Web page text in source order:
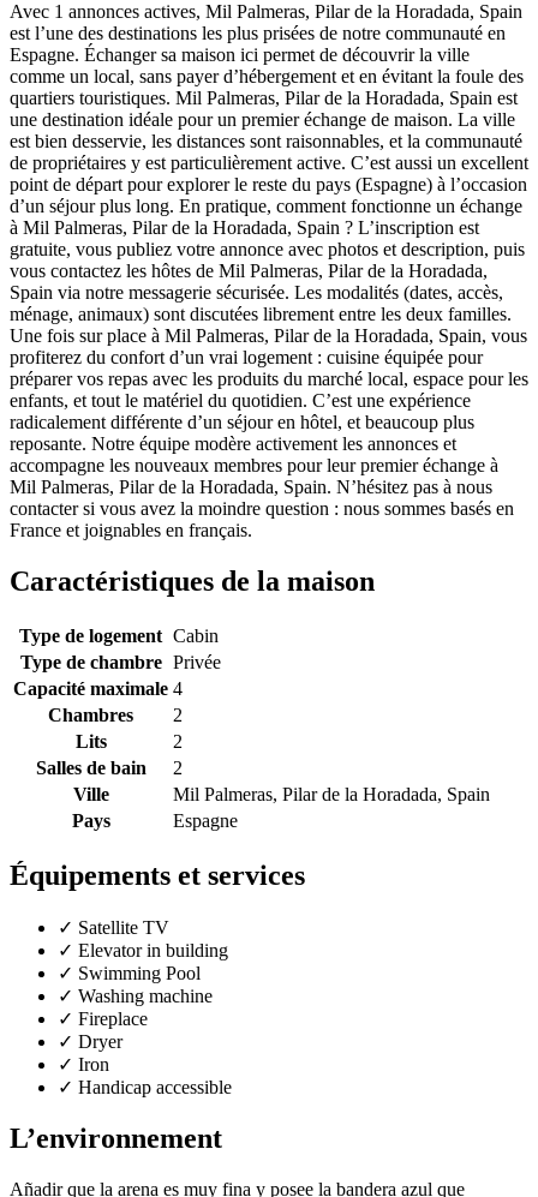
Avec 1 annonces actives, Mil Palmeras, Pilar de la Horadada, Spain
est l’une des destinations les plus prisées de notre communauté en
Espagne. Échanger sa maison ici permet de découvrir la ville
comme un local, sans payer d’hébergement et en évitant la foule des
quartiers touristiques. Mil Palmeras, Pilar de la Horadada, Spain est
une destination idéale pour un premier échange de maison. La ville
est bien desservie, les distances sont raisonnables, et la communauté
de propriétaires y est particulièrement active. C’est aussi un excellent
point de départ pour explorer le reste du pays (Espagne) à l’occasion
d’un séjour plus long. En pratique, comment fonctionne un échange
à Mil Palmeras, Pilar de la Horadada, Spain ? L’inscription est
gratuite, vous publiez votre annonce avec photos et description, puis
vous contactez les hôtes de Mil Palmeras, Pilar de la Horadada,
Spain via notre messagerie sécurisée. Les modalités (dates, accès,
ménage, animaux) sont discutées librement entre les deux familles.
Une fois sur place à Mil Palmeras, Pilar de la Horadada, Spain, vous
profiterez du confort d’un vrai logement : cuisine équipée pour
préparer vos repas avec les produits du marché local, espace pour les
enfants, et tout le matériel du quotidien. C’est une expérience
radicalement différente d’un séjour en hôtel, et beaucoup plus
reposante. Notre équipe modère activement les annonces et
accompagne les nouveaux membres pour leur premier échange à
Mil Palmeras, Pilar de la Horadada, Spain. N’hésitez pas à nous
contacter si vous avez la moindre question : nous sommes basés en
France et joignables en français.
Caractéristiques de la maison
Type de logement Cabin
Type de chambre Privée
Capacité maximale 4
Chambres
2
Lits
2
Salles de bain
2
Ville
Mil Palmeras, Pilar de la Horadada, Spain
Pays
Espagne
Équipements et services
✓ Satellite TV
✓ Elevator in building
✓ Swimming Pool
✓ Washing machine
✓ Fireplace
✓ Dryer
✓ Iron
✓ Handicap accessible
L’environnement
Añadir que la arena es muy fina y posee la bandera azul que